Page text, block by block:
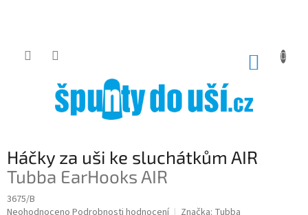
Háčky za uši ke sluchátkům AIR
Tubba EarHooks AIR
3675/B
Průměrné